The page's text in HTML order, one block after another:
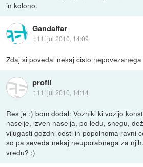
in kolono.
Gandalfar
:: 11. jul 2010, 14:09
Zdaj si povedal nekaj cisto
profii
:: 11. jul 2010, 14:14
Res je :) bom dodal: Vozniki ki vozijo
naselje, izven naselja, po ledu, snegu,
vijugasti gozdni cesti in popolnoma ravni
so pa seveda nekaj neuporabnega za njih.
vredu? :)